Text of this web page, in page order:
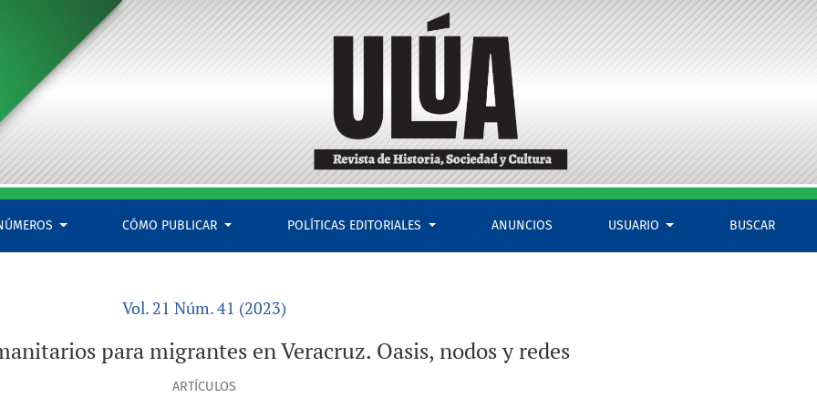
y redes
CÓMO PUBLICAR POLÍTICAS EDITORIALES ANUNCIOS USUARIO BUSCAR
Vol. 21 Núm. 41 (2023)
para migrantes en Veracruz. Oasis, nodos y redes
ARTÍCULOS